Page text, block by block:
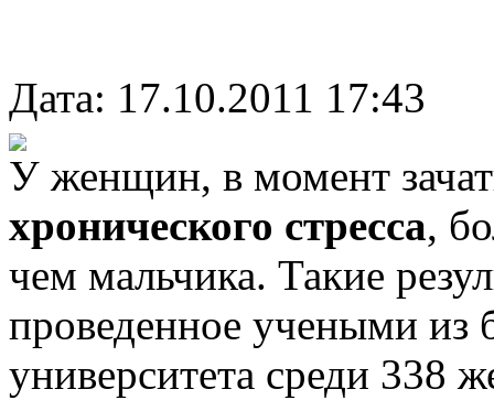
Дата: 17.10.2011 17:43
У женщин, в момент
хронического стресса,
чем мальчика. Такие
проведенное учеными из
университета среди 338